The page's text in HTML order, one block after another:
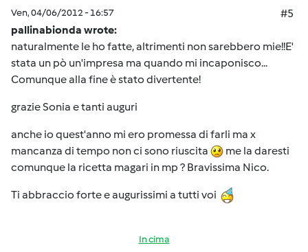
Ven, 04/06/2012 - 16:57
#5
pallinabionda wrote:
naturalmente le ho fatte, altrimenti non sarebbero mie!!E'
stata un pò un'impresa ma quando mi incaponisco...
Comunque alla fine è stato divertente!
grazie Sonia e tanti auguri
anche io quest'anno mi ero promessa di farli ma x
mancanza di tempo non ci sono riuscita
me la daresti
comunque la ricetta magari in mp ? Bravissima Nico.
Ti abbraccio forte e augurissimi a tutti voi
In cima